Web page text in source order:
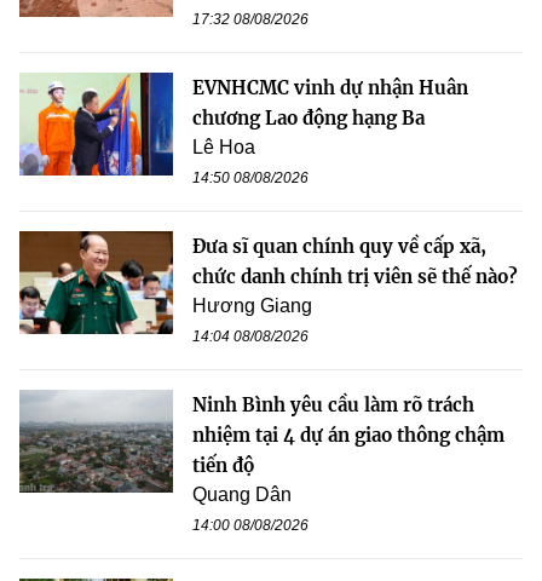
17:32 08/08/2026
EVNHCMC vinh dự nhận Huân
chương Lao động hạng Ba
Lê Hoa
14:50 08/08/2026
Đưa sĩ quan chính quy về cấp xã,
chức danh chính trị viên sẽ thế nào?
Hương Giang
14:04 08/08/2026
Ninh Bình yêu cầu làm rõ trách
nhiệm tại 4 dự án giao thông chậm
tiến độ
Quang Dân
14:00 08/08/2026